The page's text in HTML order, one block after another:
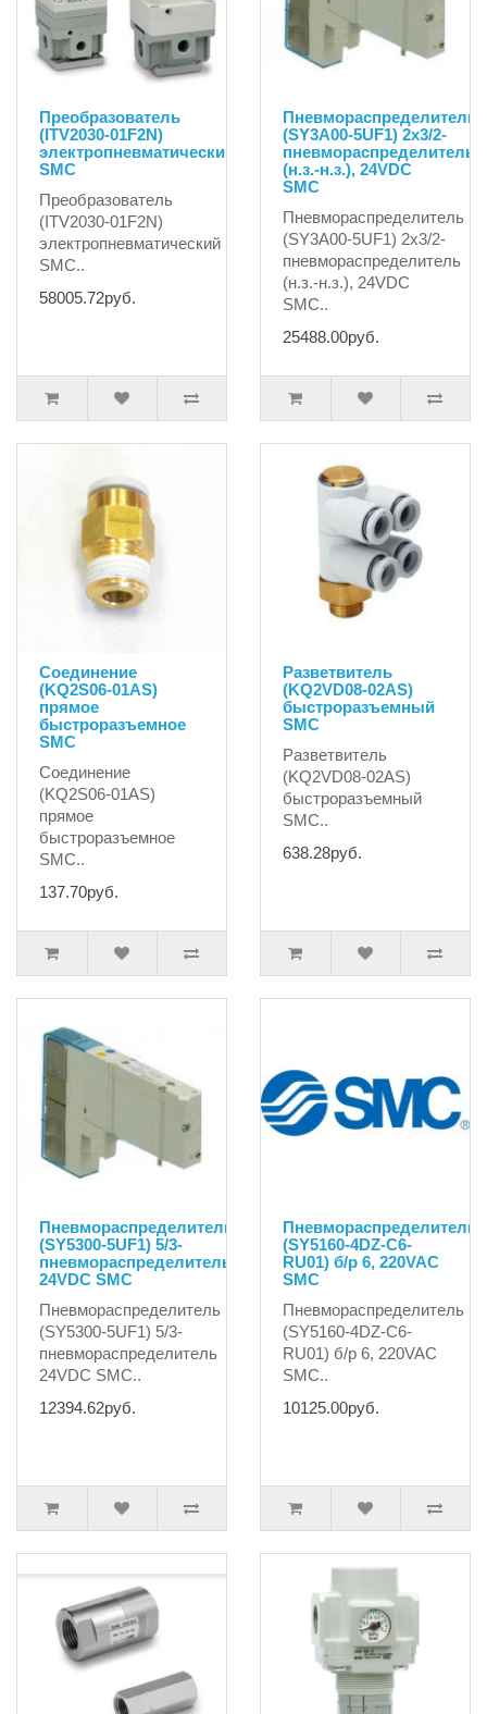
Преобразователь
(ITV2030-01F2N)
электропневматический
SMC
Преобразователь
(ITV2030-01F2N)
электропневматический
SMC..
58005.72руб.
Пневмораспределитель
(SY3A00-5UF1) 2x3/2-
пневмораспределитель
(н.з.-н.з.), 24VDC
SMC
Пневмораспределитель
(SY3A00-5UF1) 2x3/2-
пневмораспределитель
(н.з.-н.з.), 24VDC
SMC..
25488.00руб.
Соединение
(KQ2S06-01AS)
прямое
быстроразъемное
SMC
Соединение
(KQ2S06-01AS)
прямое
быстроразъемное
SMC..
137.70руб.
Разветвитель
(KQ2VD08-02AS)
быстроразъемный
SMC
Разветвитель
(KQ2VD08-02AS)
быстроразъемный
SMC..
638.28руб.
Пневмораспределитель
(SY5300-5UF1) 5/3-
пневмораспределитель
24VDC SMC
Пневмораспределитель
(SY5300-5UF1) 5/3-
пневмораспределитель
24VDC SMC..
12394.62руб.
Пневмораспределитель
(SY5160-4DZ-C6-
RU01) б/р 6, 220VAC
SMC
Пневмораспределитель
(SY5160-4DZ-C6-
RU01) б/р 6, 220VAC
SMC..
10125.00руб.